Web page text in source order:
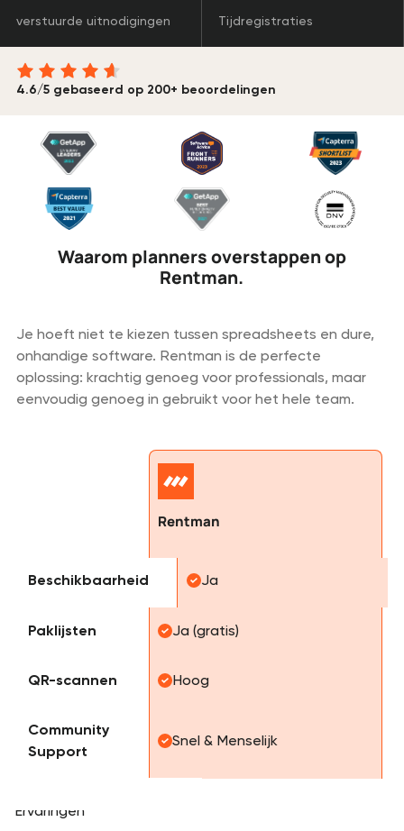
verstuurde uitnodigingen Tijdregistraties
4.6/5 gebaseerd op 200+ beoordelingen
Waarom planners overstappen op
Rentman.
Je hoeft niet te kiezen tussen spreadsheets en dure,
onhandige software. Rentman is de perfecte
oplossing: krachtig genoeg voor professionals, maar
eenvoudig genoeg in gebruikt voor het hele team.
Rentman
Beschikbaarheid Ja
Paklijsten Ja (gratis)
QR-scannen Hoog
Community
Support
Snel & Menselijk
Ervaringen